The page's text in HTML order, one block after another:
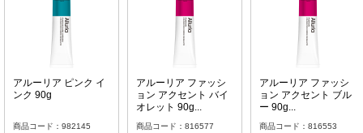
アルーリア ピンク イ
ンク 90g
商品コード：982145
アルーリア ファッシ
ョン アクセント バイ
オレット 90g...
商品コード：816577
アルーリア ファッシ
ョン アクセント ブル
ー 90g...
商品コード：816553